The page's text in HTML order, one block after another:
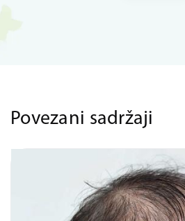
Povezani sadržaji